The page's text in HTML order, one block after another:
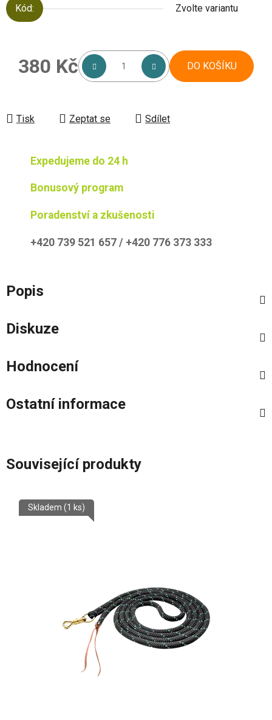
Kód: Zvolte variantu
380 Kč DO KOŠÍKU
Tisk Zeptat se Sdílet
Expedujeme do 24 h
Bonusový program
Poradenství a zkušenosti
+420 739 521 657 / +420 776 373 333
Popis
Diskuze
Hodnocení
Ostatní informace
Související produkty
Skladem (1 ks)